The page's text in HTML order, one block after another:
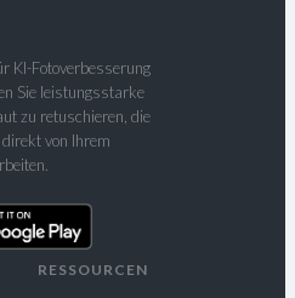
KI-Fotoverbesserung
Sie leistungsstarke
zu retuschieren, die
von Ihrem
RESSOURCEN